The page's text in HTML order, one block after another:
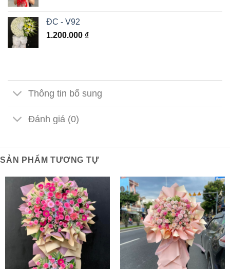
ĐC - V92
1.200.000 ₫
Thông tin bổ sung
Đánh giá (0)
SẢN PHẨM TƯƠNG TỰ